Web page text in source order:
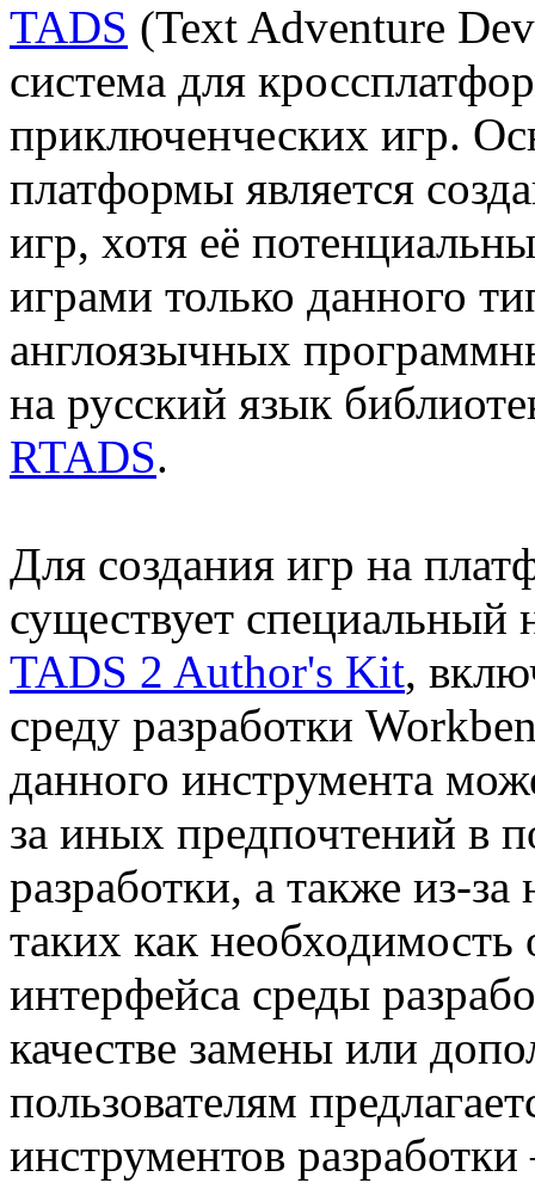
TADS (Text Adventure
система для
приключенческих игр.
платформы является
игр, хотя её
играми только данного
англоязычных
на русский язык
RTADS.
Для создания игр на
существует специальный
TADS 2 Author's Kit,
среду разработки
данного инструмента
за иных предпочтений в
разработки, а также из-
таких как необходимость
интерфейса среды
качестве замены или
пользователям
инструментов